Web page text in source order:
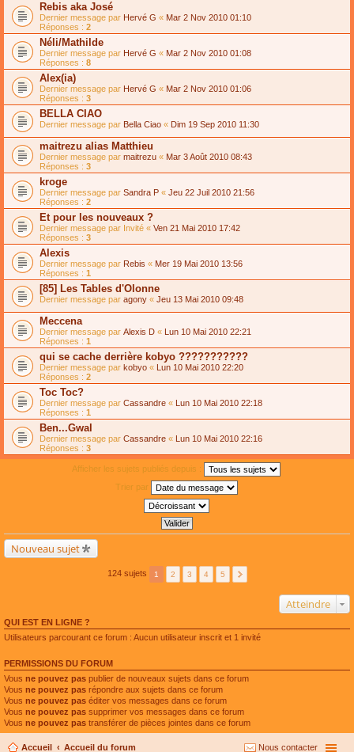
Rebis aka José
Dernier message par Hervé G « Mar 2 Nov 2010 01:10
Réponses : 2
Néli/Mathilde
Dernier message par Hervé G « Mar 2 Nov 2010 01:08
Réponses : 8
Alex(ia)
Dernier message par Hervé G « Mar 2 Nov 2010 01:06
Réponses : 3
BELLA CIAO
Dernier message par Bella Ciao « Dim 19 Sep 2010 11:30
maitrezu alias Matthieu
Dernier message par maitrezu « Mar 3 Août 2010 08:43
Réponses : 3
kroge
Dernier message par Sandra P « Jeu 22 Juil 2010 21:56
Réponses : 2
Et pour les nouveaux ?
Dernier message par Invité « Ven 21 Mai 2010 17:42
Réponses : 3
Alexis
Dernier message par Rebis « Mer 19 Mai 2010 13:56
Réponses : 1
[85] Les Tables d'Olonne
Dernier message par agony « Jeu 13 Mai 2010 09:48
Meccena
Dernier message par Alexis D « Lun 10 Mai 2010 22:21
Réponses : 1
qui se cache derrière kobyo ???????????
Dernier message par kobyo « Lun 10 Mai 2010 22:20
Réponses : 2
Toc Toc?
Dernier message par Cassandre « Lun 10 Mai 2010 22:18
Réponses : 1
Ben...Gwal
Dernier message par Cassandre « Lun 10 Mai 2010 22:16
Réponses : 3
Afficher les sujets publiés depuis :
Trier par
Nouveau sujet
124 sujets 1 2 3 4 5
Atteindre
QUI EST EN LIGNE ?
Utilisateurs parcourant ce forum : Aucun utilisateur inscrit et 1 invité
PERMISSIONS DU FORUM
Vous ne pouvez pas publier de nouveaux sujets dans ce forum
Vous ne pouvez pas répondre aux sujets dans ce forum
Vous ne pouvez pas éditer vos messages dans ce forum
Vous ne pouvez pas supprimer vos messages dans ce forum
Vous ne pouvez pas transférer de pièces jointes dans ce forum
Accueil Accueil du forum Nous contacter